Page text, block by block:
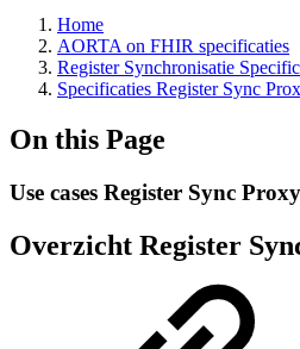
Home
AORTA on FHIR specificaties
Register Synchronisatie
Specificaties Register Sync
On this Page
Use cases Register Sync Proxy
Overzicht Register